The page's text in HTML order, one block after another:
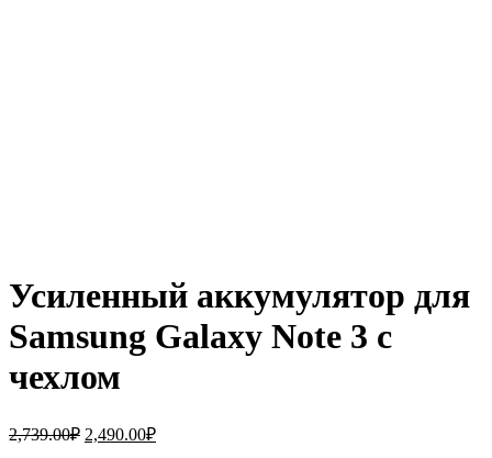
Усиленный аккумулятор для
Samsung Galaxy Note 3 c
чехлом
2,739.00₽ Первоначальная
2,490.00₽Текущая